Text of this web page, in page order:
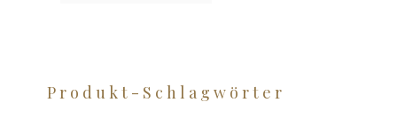
Produkt-Schlagwörter